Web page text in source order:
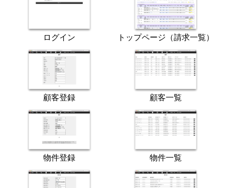
ログイン トップページ（請求一覧）
顧客登録 顧客一覧
物件登録 物件一覧